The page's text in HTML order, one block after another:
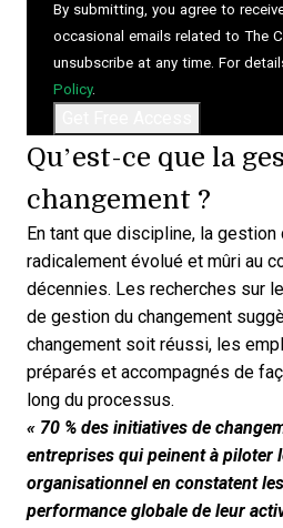
By submitting, you agree to
occasional emails related to The
unsubscribe at any time. For
Policy.
Qu’est-ce que la
changement ?
En tant que discipline, la gestion
radicalement évolué et mûri au
décennies. Les recherches sur
de gestion du changement
changement soit réussi, les
préparés et accompagnés de
long du processus.
« 70 % des initiatives de
entreprises qui peinent à piloter
organisationnel en constatent
performance globale de leur